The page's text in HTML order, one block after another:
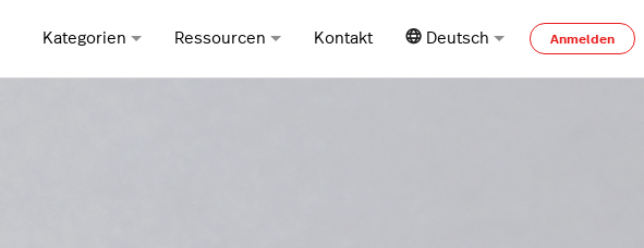
Kategorien Ressourcen Kontakt Deutsch Anmelden